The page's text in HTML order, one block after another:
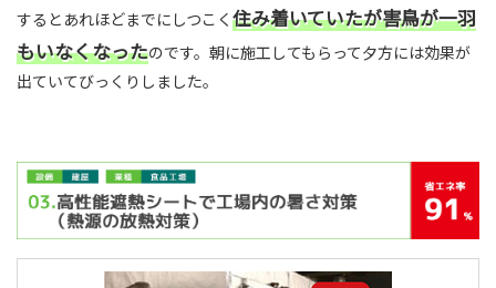
するとあれほどまでにしつこく 住み着いていたが害鳥が一羽
もいなくなったのです。朝に施工してもらって夕方には効果が
出ていてびっくりしました。